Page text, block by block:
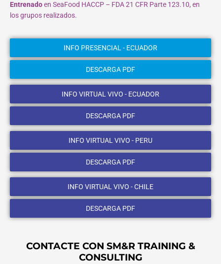
Entrenadoen SeaFood HACCP – FDA 21 CFR Parte 123.10, en
los grupos realizados.
INFO PRESENCIAL - ECUADOR
DESCARGA PDF
INFO VIRTUAL VIVO - ECUADOR
DESCARGA PDF
INFO VIRTUAL VIVO - PERU
DESCARGA PDF
INFO VIRTUAL VIVO - CHILE
DESCARGA PDF
CONTACTE CON SM&R TRAINING &
CONSULTING